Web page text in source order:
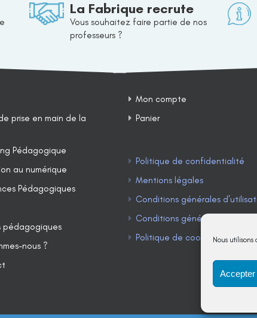
Nous
La Fabrique recrute
Vous souhaitez faire partie de nos
professeurs ?
prise en main de la
Pédagogique
au numérique
Pédagogiques
pédagogiques
nous ?
Mon compte
Panier
Politique de confidentialité
Mentions légales
Conditions générales
Conditions générales de vente
Politique de cookies (UE)